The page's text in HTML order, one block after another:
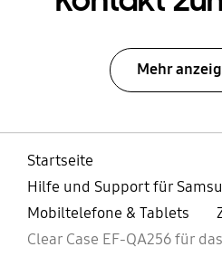
Mehr
Startseite
Hilfe und Support für
Mobiltelefone & Tablets
Clear Case EF-QA256 für